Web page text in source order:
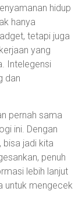
hidup
hanya
tetapi juga
yang
Intelegensi
dan
pernah sama
ini. Dengan
jadi kita
penuh
lebih lanjut
untuk mengecek